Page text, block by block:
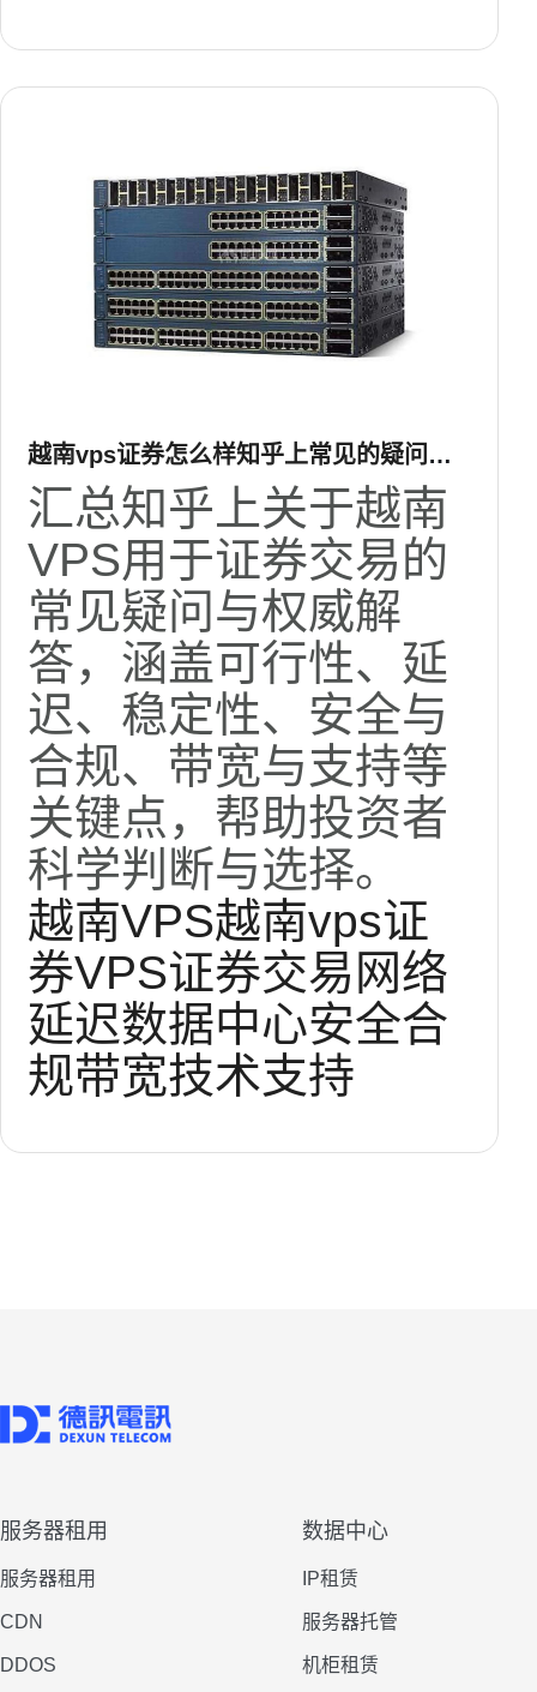
越南vps证券怎么样知乎上常见的疑问与
权威解答集锦
汇总知乎上关于越南
VPS用于证券交易的
常见疑问与权威解
答，涵盖可行性、延
迟、稳定性、安全与
合规、带宽与支持等
关键点，帮助投资者
科学判断与选择。
越南VPS越南vps证
券VPS证券交易 网络
延迟数据中心安全合
规带宽技术支持
服务器租用
服务器租用
CDN
DDOS
数据中心
IP租赁
服务器托管
机柜租赁